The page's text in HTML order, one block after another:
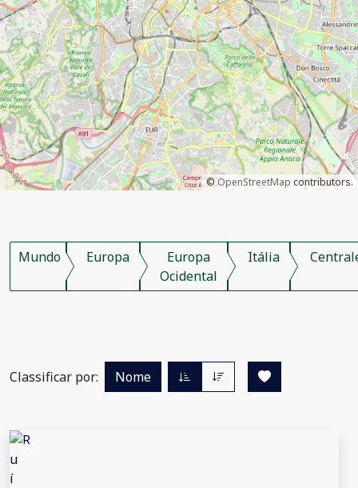
©OpenStreetMap contributors.
Mundo Europa
Europa
Ocidental
Itália
Classificar por: Nome